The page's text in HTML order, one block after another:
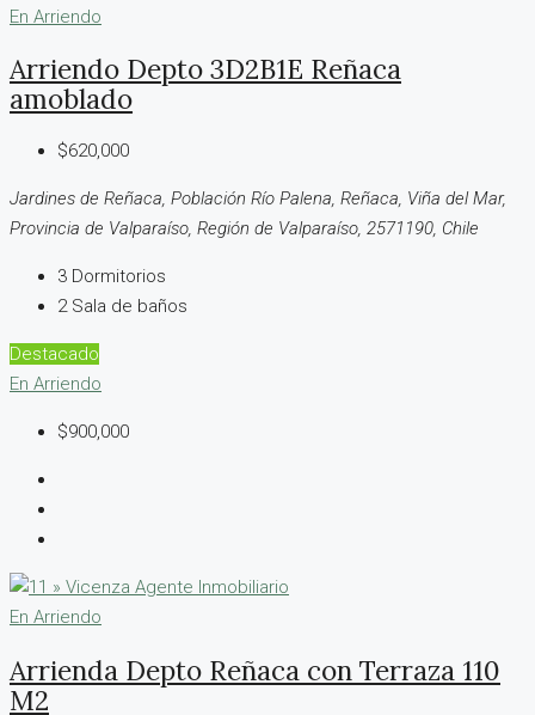
En Arriendo
Arriendo Depto 3D2B1E Reñaca
amoblado
$620,000
Jardines de Reñaca, Población Río Palena, Reñaca, Viña del Mar,
Provincia de Valparaíso, Región de Valparaíso, 2571190, Chile
3 Dormitorios
2 Sala de baños
Destacado
En Arriendo
$900,000
En Arriendo
Arrienda Depto Reñaca con Terraza 110
M2